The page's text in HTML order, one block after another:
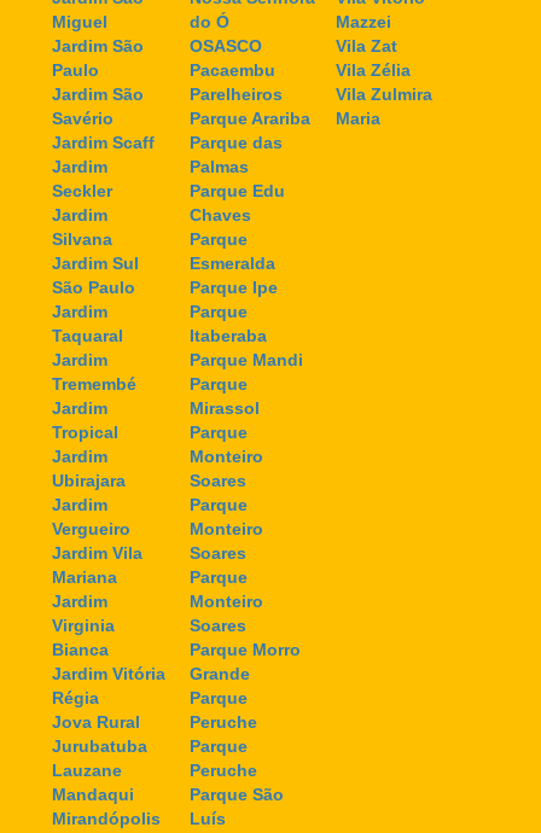
Miguel
Jardim São
Paulo
Jardim São
Savério
Jardim Scaff
Jardim
Seckler
Jardim
Silvana
Jardim Sul
São Paulo
Jardim
Taquaral
Jardim
Tremembé
Jardim
Tropical
Jardim
Ubirajara
Jardim
Vergueiro
Jardim Vila
Mariana
Jardim
Virginia
Bianca
Jardim Vitória
Régia
Jova Rural
Jurubatuba
Lauzane
Mandaqui
Mirandópolis
do Ó
OSASCO
Pacaembu
Parelheiros
Parque Arariba
Parque das
Palmas
Parque Edu
Chaves
Parque
Esmeralda
Parque Ipe
Parque
Itaberaba
Parque Mandi
Parque
Mirassol
Parque
Monteiro
Soares
Parque
Monteiro
Soares
Parque
Monteiro
Soares
Parque Morro
Grande
Parque
Peruche
Parque
Peruche
Parque São
Luís
Mazzei
Vila Zat
Vila Zélia
Vila Zulmira
Maria